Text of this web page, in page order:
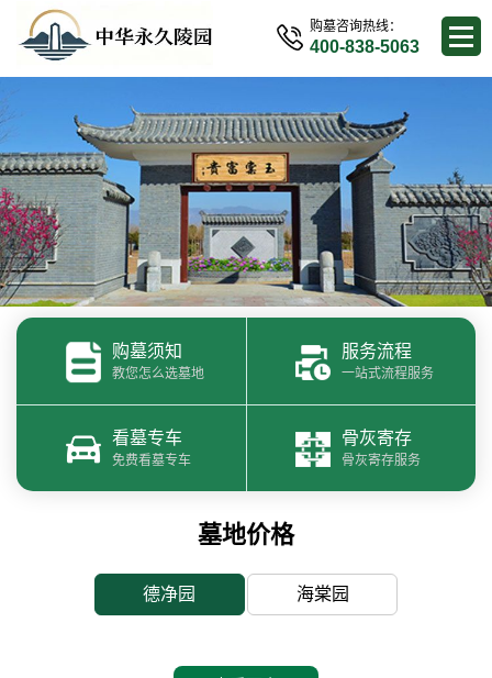
购墓咨询热线：
400-838-5063
购墓须知
教您怎么选墓地
服务流程
一站式流程服务
看墓专车
免费看墓专车
骨灰寄存
骨灰寄存服务
墓地价格
德净园 海棠园